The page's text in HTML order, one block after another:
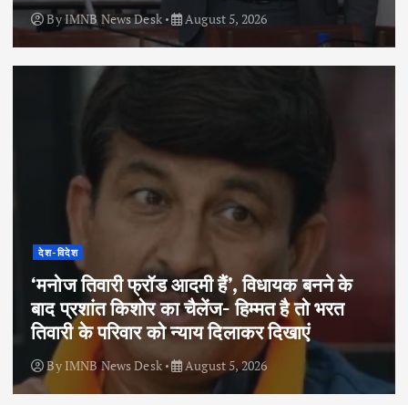
ByIMNB News Desk August 5, 2026
देश-विदेश
‘मनोज तिवारी फ्रॉड आदमी हैं’, विधायक बनने के
बाद प्रशांत किशोर का चैलेंज- हिम्मत है तो भरत
तिवारी के परिवार को न्याय दिलाकर दिखाएं
By IMNB News Desk August 5, 2026